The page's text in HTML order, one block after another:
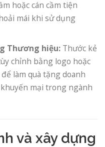
hoặc cán cầm tiện
mái khi sử dụng
Thương hiệu: Thước kẻ
chỉnh bằng logo hoặc
làm quà tặng doanh
mại trong ngành
và xây dựng